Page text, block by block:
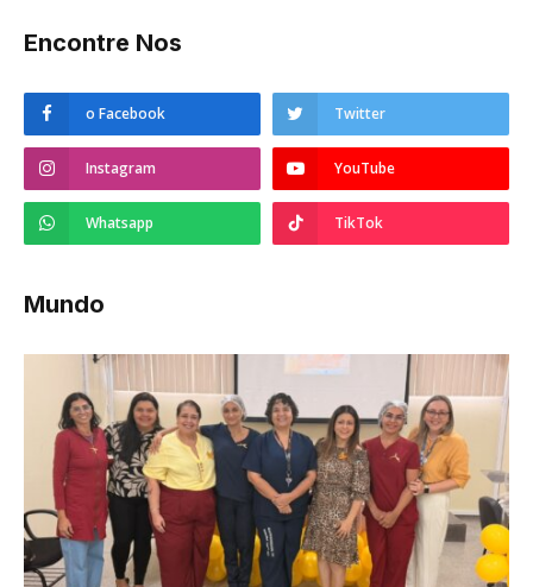
Encontre Nos
o Facebook Twitter
Instagram YouTube
Whatsapp TikTok
Mundo